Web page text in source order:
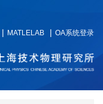
MATLELAB OA系统登录